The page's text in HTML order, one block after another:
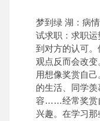
梦到绿 湖：病
试求职：求职
到对方的认可
观点反而会改变
用想像奖赏自
的生活、同学
容……经常奖赏
兴趣。在学习